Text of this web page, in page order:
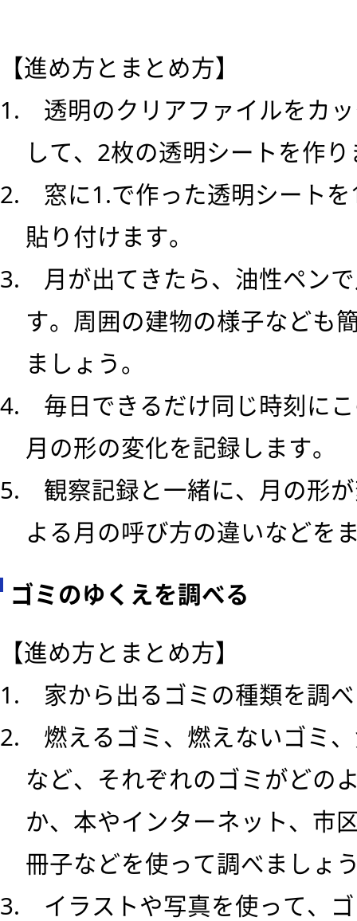
【進め方とまとめ方】
1. 透明のクリアファイルをカ
して、2枚の透明シートを作
2. 窓に1.で作った透明シートを
貼り付けます。
3. 月が出てきたら、油性ペン
す。周囲の建物の様子なども
ましょう。
4. 毎日できるだけ同じ時刻に
月の形の変化を記録します。
5. 観察記録と一緒に、月の形
よる月の呼び方の違いなどを
ゴミのゆくえを調べる
【進め方とまとめ方】
1. 家から出るゴミの種類を調
2. 燃えるゴミ、燃えないゴミ
など、それぞれのゴミがどの
か、本やインターネット、市
冊子などを使って調べましょ
3. イラストや写真を使って、